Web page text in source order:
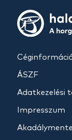
ÁSZF
Adatkezelési
Impresszum